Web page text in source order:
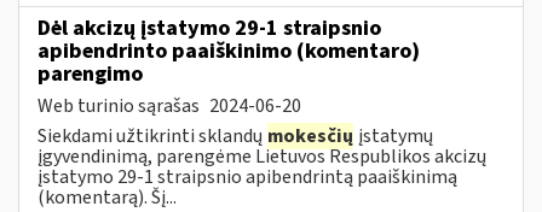
Dėl akcizų įstatymo 29-1 straipsnio
apibendrinto paaiškinimo (komentaro)
parengimo
Web turinio sąrašas 2024-06-20
Siekdami užtikrinti sklandų mokesčių įstatymų
įgyvendinimą, parengėme Lietuvos Respublikos akcizų
įstatymo 29-1 straipsnio apibendrintą paaiškinimą
(komentarą). Šį...